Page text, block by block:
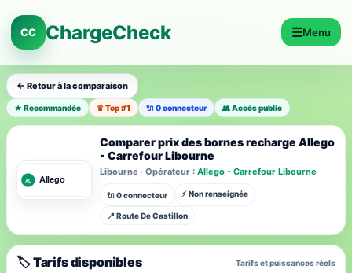
CC ChargeCheck ☰Menu
← Retour à la comparaison
★ Recommandée ♛ Top #1 🔌 0 connecteur 👥 Accès public
Comparer prix des bornes recharge Allego
- Carrefour Libourne
Libourne · Opérateur : Allego - Carrefour Libourne
🔌 0 connecteur ⚡ Non renseignée
📍 Route De Castillon
🏷️ Tarifs disponibles Tarifs et puissances réels